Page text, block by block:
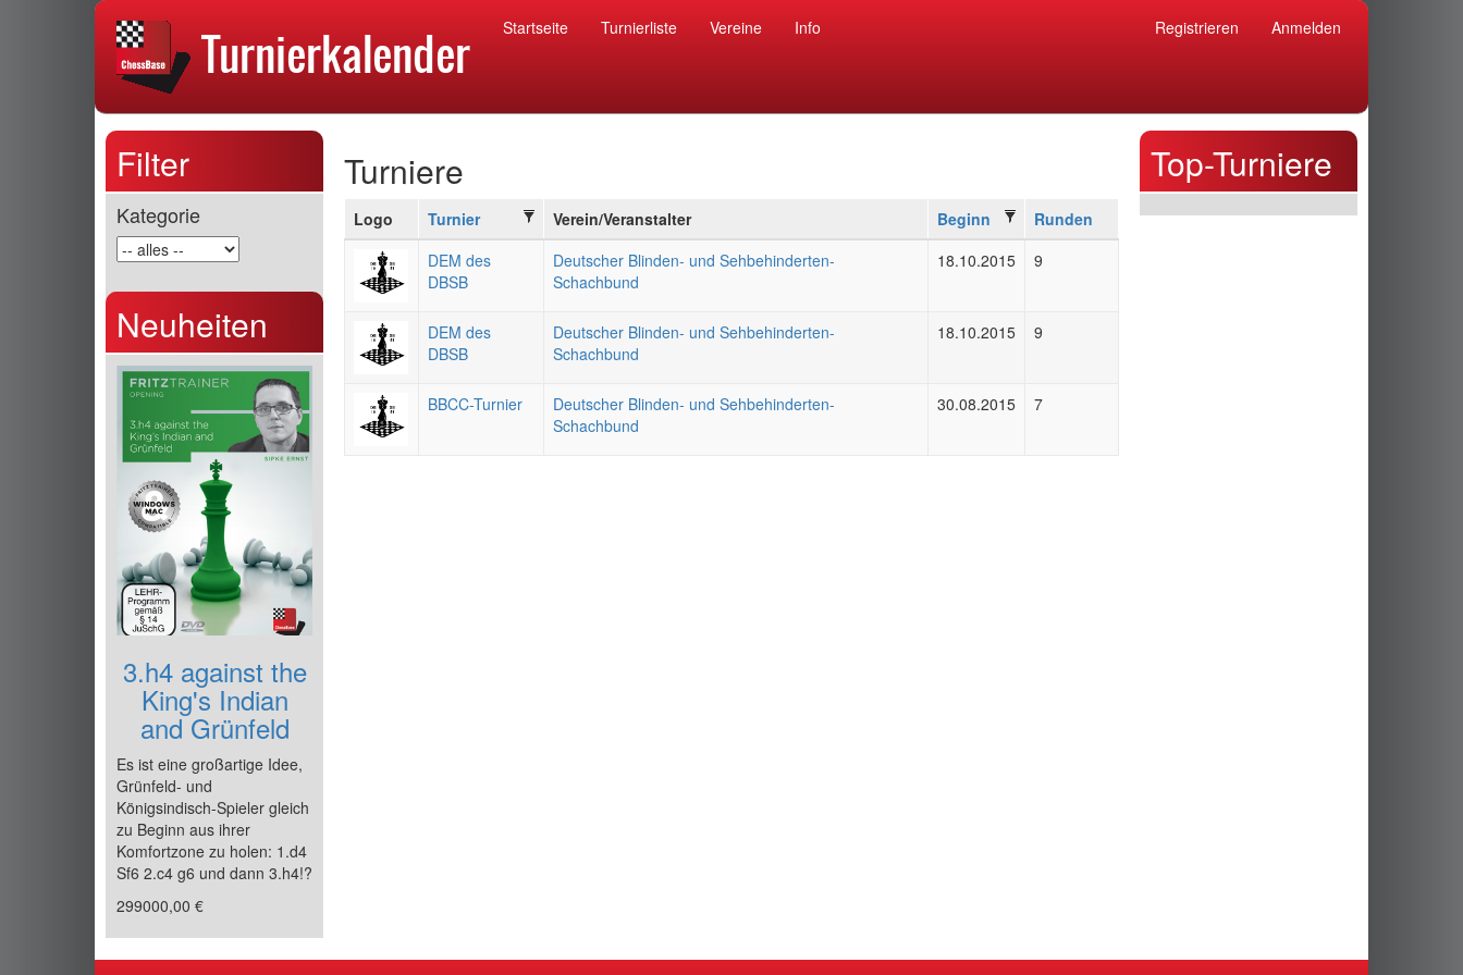
Startseite Turnierliste Vereine Info Registrieren Anmelden
Filter
Kategorie
Neuheiten
3.h4 against the
King's Indian
and Grünfeld
Es ist eine großartige Idee,
Grünfeld- und
Königsindisch-Spieler gleich
zu Beginn aus ihrer
Komfortzone zu holen: 1.d4
Sf6 2.c4 g6 und dann 3.h4!?
299000,00 €
Top-Turniere
Turniere
Logo Turnier Verein/Veranstalter Beginn
Runden
DEM des
DBSB
Deutscher Blinden- und Sehbehinderten-
Schachbund
18.10.2015 9
DEM des
DBSB
Deutscher Blinden- und Sehbehinderten-
Schachbund
18.10.2015 9
BBCC-Turnier
Deutscher Blinden- und Sehbehinderten-
Schachbund
30.08.2015 7